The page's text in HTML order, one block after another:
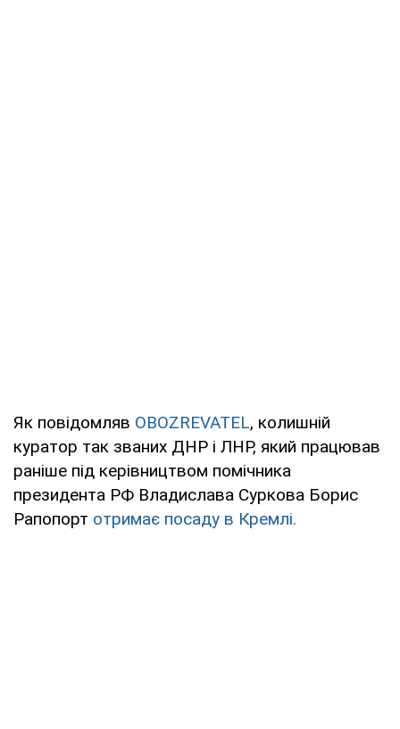
Як повідомляв OBOZREVATEL, колишній
куратор так званих ДНР і ЛНР, який працював
раніше під керівництвом помічника
президента РФ Владислава Суркова Борис
Рапопорт отримає посаду в Кремлі.